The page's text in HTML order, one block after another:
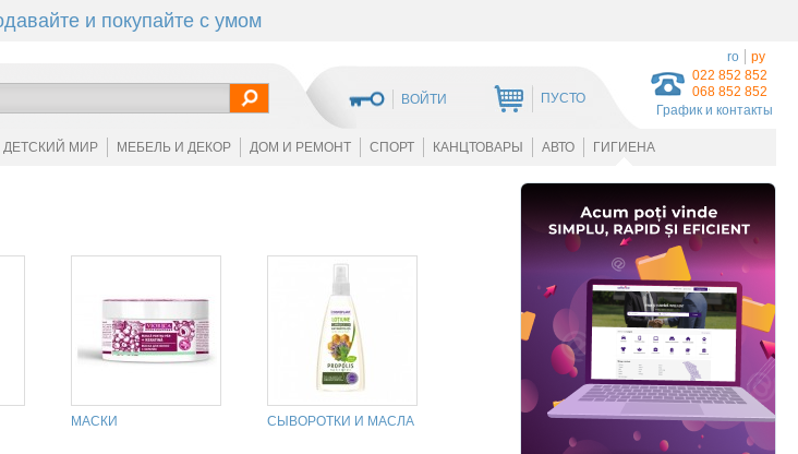
и покупайте с умом
022 852 852
068 852 852
График и контакты
ВОЙТИ ПУСТО
ro ру
ДЕТСКИЙ МИР МЕБЕЛЬ И ДЕКОР ДОМ И РЕМОНТ СПОРТ КАНЦТОВАРЫ АВТО ГИГИЕНА
МАСКИ СЫВОРОТКИ И МАСЛА